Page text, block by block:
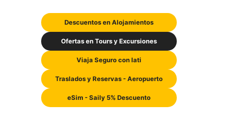
Descuentos en Alojamientos
Ofertas en Tours y Excursiones
Viaja Seguro con Iati
Traslados y Reservas - Aeropuerto
eSim - Saily 5% Descuento